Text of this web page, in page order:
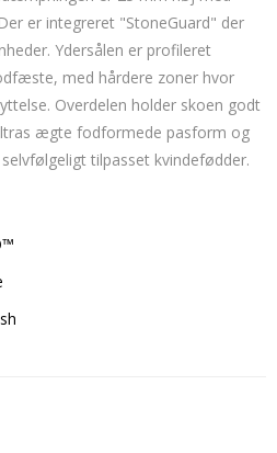
er integreret "StoneGuard" der
Ydersålen er profileret
med hårdere zoner hvor
Overdelen holder skoen godt
ægte fodformede pasform og
tilpasset kvindefødder.